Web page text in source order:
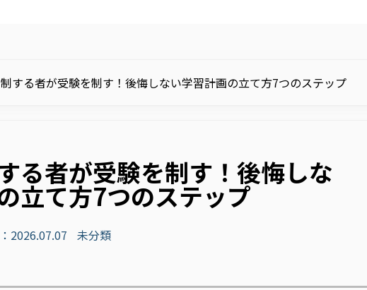
する者が受験を制す！後悔しない学習計画の立て方7つのステップ
る者が受験を制す！後悔しな
立て方7つのステップ
2026.07.07 未分類